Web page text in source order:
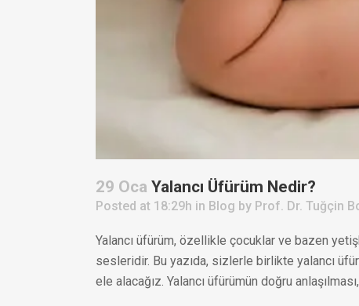
29 Oca Yalancı Üfürüm Nedir?
Posted at 18:29h in Blog by Prof. Dr. Tuğçin
Yalancı üfürüm, özellikle çocuklar ve bazen
sesleridir. Bu yazıda, sizlerle birlikte yalancı
ele alacağız. Yalancı üfürümün doğru